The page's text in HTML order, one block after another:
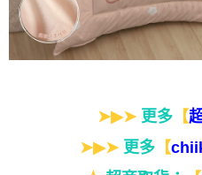
➤▶➤ 更多【
➤▶➤ 更多 【